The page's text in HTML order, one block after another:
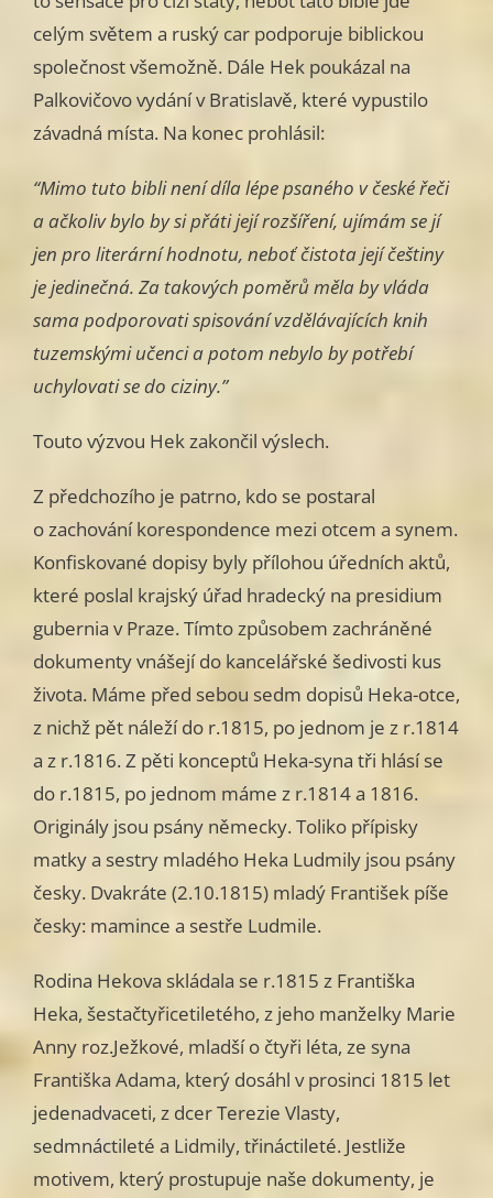
celým světem a ruský car podporuje biblickou
společnost všemožně. Dále Hek poukázal na
Palkovičovo vydání v Bratislavě, které vypustilo
závadná místa. Na konec prohlásil:
“Mimo tuto bibli není díla lépe psaného v české řeči
a ačkoliv bylo by si přáti její rozšíření, ujímám se jí
jen pro literární hodnotu, neboť čistota její češtiny
je jedinečná. Za takových poměrů měla by vláda
sama podporovati spisování vzdělávajících knih
tuzemskými učenci a potom nebylo by potřebí
uchylovati se do ciziny.”
Touto výzvou Hek zakončil výslech.
Z předchozího je patrno, kdo se postaral
o zachování korespondence mezi otcem a synem.
Konfiskované dopisy byly přílohou úředních aktů,
které poslal krajský úřad hradecký na presidium
gubernia v Praze. Tímto způsobem zachráněné
dokumenty vnášejí do kancelářské šedivosti kus
života. Máme před sebou sedm dopisů Heka-otce,
z nichž pět náleží do r.1815, po jednom je z r.1814
a z r.1816. Z pěti konceptů Heka-syna tři hlásí se
do r.1815, po jednom máme z r.1814 a 1816.
Originály jsou psány německy. Toliko přípisky
matky a sestry mladého Heka Ludmily jsou psány
česky. Dvakráte (2.10.1815) mladý František píše
česky: mamince a sestře Ludmile.
Rodina Hekova skládala se r.1815 z Františka
Heka, šestačtyřicetiletého, z jeho manželky Marie
Anny roz.Ježkové, mladší o čtyři léta, ze syna
Františka Adama, který dosáhl v prosinci 1815 let
jedenadvaceti, z dcer Terezie Vlasty,
sedmnáctileté a Lidmily, třináctileté. Jestliže
motivem, který prostupuje naše dokumenty, je